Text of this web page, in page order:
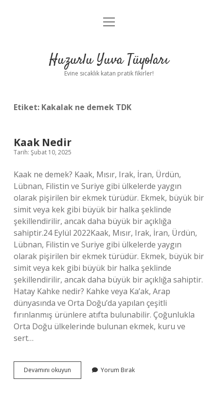
Anasayfa
Yasal Uyarı
menüyü
Huzurlu Yuva Tüyoları
Evine sıcaklık katan pratik fikirler!
Etiket: Kakalak ne demek TDK
Kaak Nedir
Tarih: Şubat 10, 2025
Kaak ne demek? Kaak, Mısır, Irak, İran, Ürdün,
Lübnan, Filistin ve Suriye gibi ülkelerde yaygın
olarak pişirilen bir ekmek türüdür. Ekmek, büyük bir
simit veya kek gibi büyük bir halka şeklinde
şekillendirilir, ancak daha büyük bir açıklığa
sahiptir.24 Eylül 2022Kaak, Mısır, Irak, İran, Ürdün,
Lübnan, Filistin ve Suriye gibi ülkelerde yaygın
olarak pişirilen bir ekmek türüdür. Ekmek, büyük bir
simit veya kek gibi büyük bir halka şeklinde
şekillendirilir, ancak daha büyük bir açıklığa sahiptir.
Hatay Kahke nedir? Kahke veya Ka’ak, Arap
dünyasında ve Orta Doğu’da yapılan çeşitli
fırınlanmış ürünlere atıfta bulunabilir. Çoğunlukla
Orta Doğu ülkelerinde bulunan ekmek, kuru ve
sert…
Devamını okuyun
Nedir
Yorum Bırak